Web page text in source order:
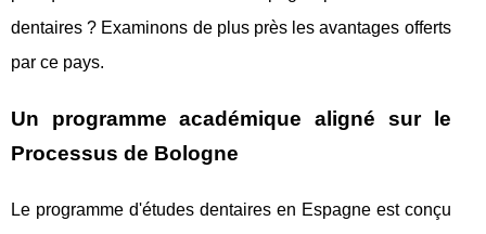
dentaires ? Examinons de plus près les avantages offerts
par ce pays.
Un programme académique aligné sur le
Processus de Bologne
Le programme d'études dentaires en Espagne est conçu